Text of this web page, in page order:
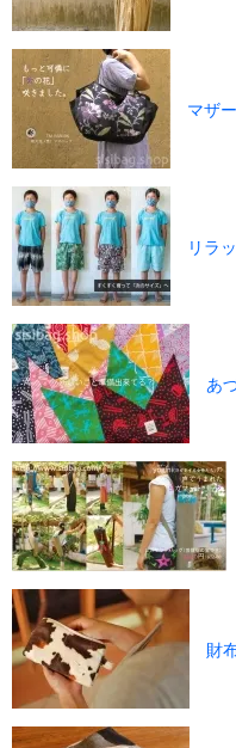
マザ
リラ
あ
財